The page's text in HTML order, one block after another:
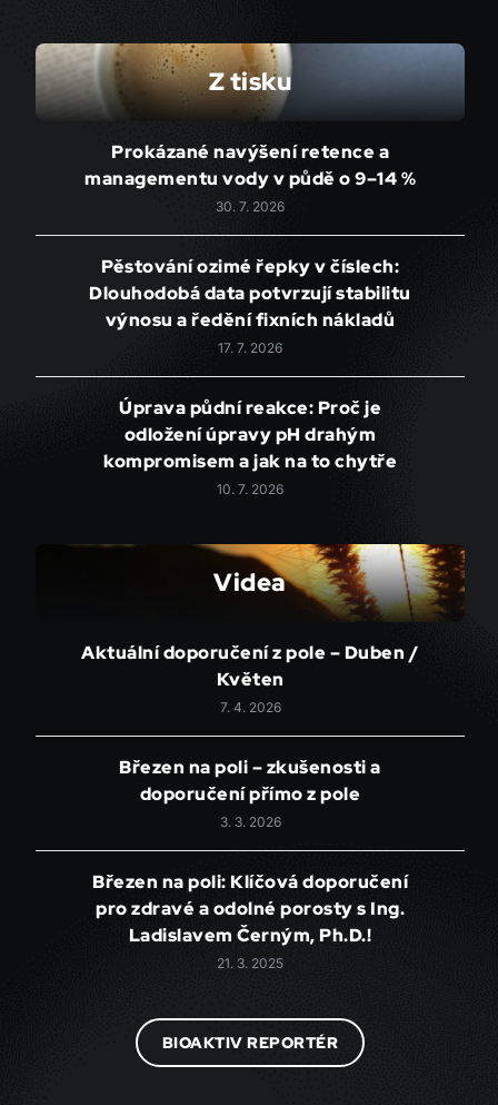
Z tisku
Prokázané navýšení retence a
managementu vody v půdě o 9–14 %
30. 7. 2026
Pěstování ozimé řepky v číslech:
Dlouhodobá data potvrzují stabilitu
výnosu a ředění fixních nákladů
17. 7. 2026
Úprava půdní reakce: Proč je
odložení úpravy pH drahým
kompromisem a jak na to chytře
10. 7. 2026
Videa
Aktuální doporučení z pole – Duben /
Květen
7. 4. 2026
Březen na poli – zkušenosti a
doporučení přímo z pole
3. 3. 2026
Březen na poli: Klíčová doporučení
pro zdravé a odolné porosty s Ing.
Ladislavem Černým, Ph.D.!
21. 3. 2025
BIOAKTIV REPORTÉR